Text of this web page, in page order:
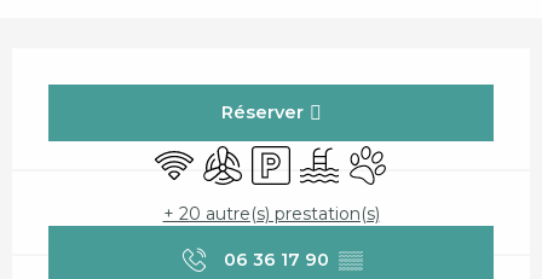
Ouverture et coordonnées
Réserver
WiFi Air conditionné
ParkingPiscineAnimaux acceptés
+ 20 autre(s) prestation(s)
06 36 17 90 ▒▒